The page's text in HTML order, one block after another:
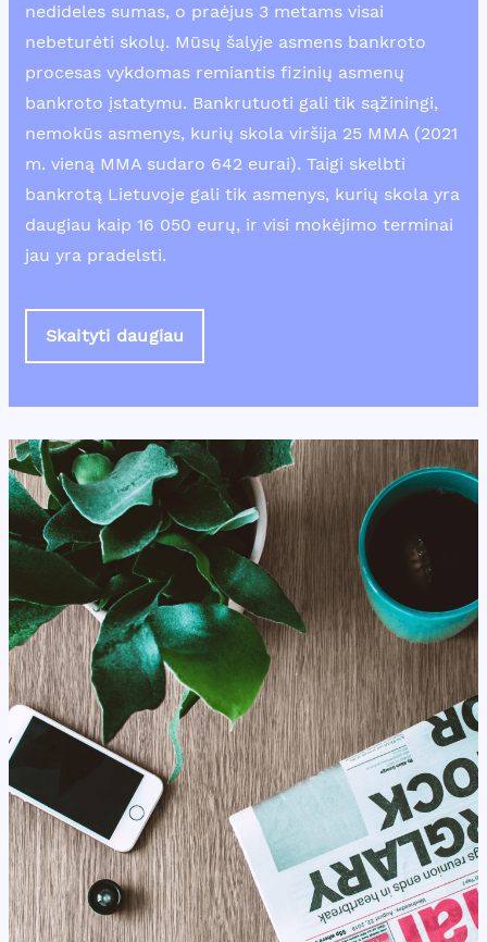
nedideles sumas, o praėjus 3 metams visai
nebeturėti skolų. Mūsų šalyje asmens bankroto
procesas vykdomas remiantis fizinių asmenų
bankroto įstatymu. Bankrutuoti gali tik sąžiningi,
nemokūs asmenys, kurių skola viršija 25 MMA (2021
m. vieną MMA sudaro 642 eurai). Taigi skelbti
bankrotą Lietuvoje gali tik asmenys, kurių skola yra
daugiau kaip 16 050 eurų, ir visi mokėjimo terminai
jau yra pradelsti.
Skaityti daugiau